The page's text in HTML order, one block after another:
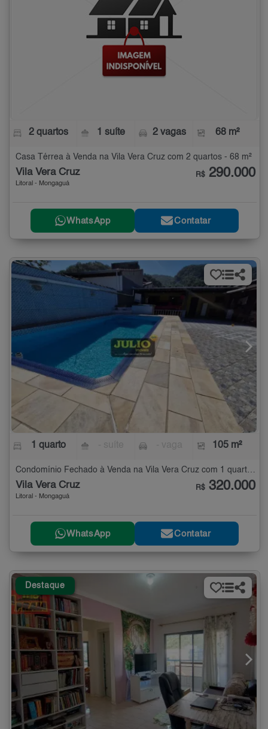
2 quartos 1 suíte 2 vagas 68 m²
Casa Térrea à Venda na Vila Vera Cruz com 2 quartos - 68 m²
Vila Vera Cruz
Litoral - Mongaguá
R$ 290.000
WhatsApp Contatar
1 quarto 105 m²
Condomínio Fechado à Venda na Vila Vera Cruz com 1 quarto - 105 m²
Vila Vera Cruz
Litoral - Mongaguá
R$ 320.000
WhatsApp Contatar
Destaque